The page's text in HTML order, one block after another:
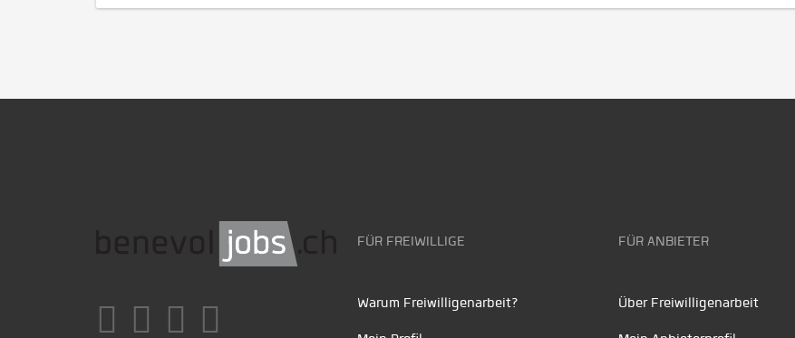
FÜR FREIWILLIGE
Warum Freiwilligenarbeit?
FÜR ANBIETER
Über Freiwilligenarbeit